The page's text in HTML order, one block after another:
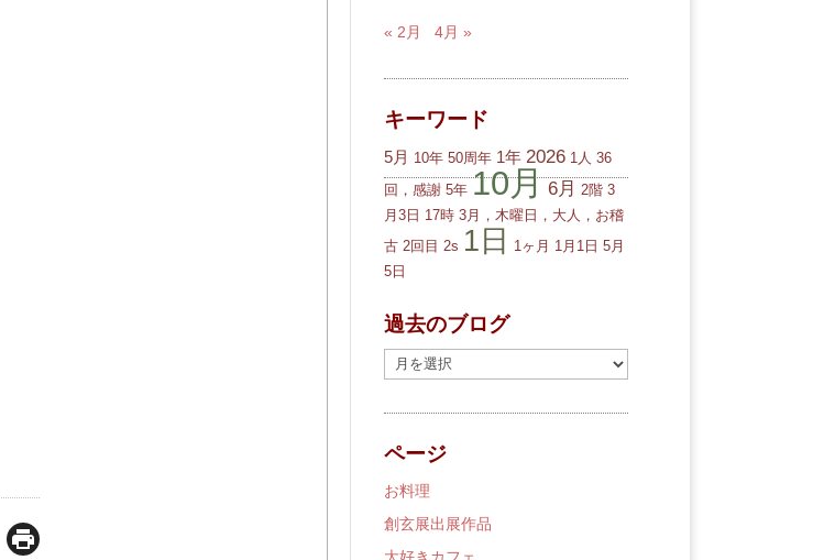
« 2月 4月 »
キーワード
5月 10年 50周年 1年 2026 1人 36
回，感謝 5年 10月 6月 2階 3
月3日 17時 3月，木曜日，大人，お稽
古 2回目 2s 1日 1ヶ月 1月1日 5月
5日
過去のブログ
去
の
ロ
グ
ページ
お料理
創玄展出展作品